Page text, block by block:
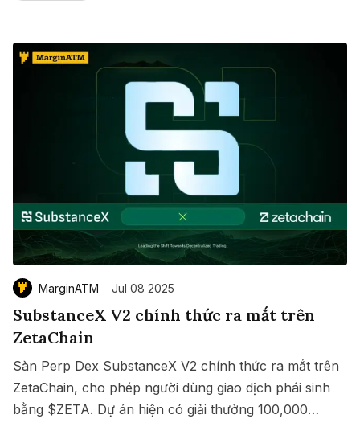
MarginATM Jul 08 2025
SubstanceX V2 chính thức ra mắt trên
ZetaChain
Sàn Perp Dex SubstanceX V2 chính thức ra mắt trên
ZetaChain, cho phép người dùng giao dịch phái sinh
bằng $ZETA. Dự án hiện có giải thưởng 100,000
SaveCopy link